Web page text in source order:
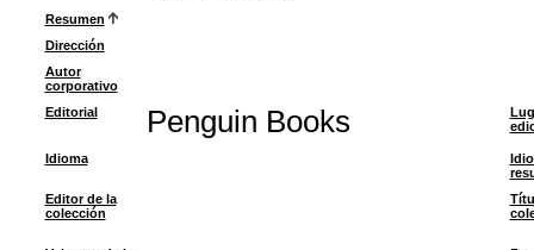
Resumen
Dirección
Autor
corporativo
Editorial
Penguin Books
Idioma
Editor de la
colección